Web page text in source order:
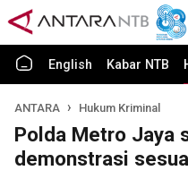
English Kabar NTB
ANTARA Hukum Kriminal
Polda Metro Jaya
demonstrasi